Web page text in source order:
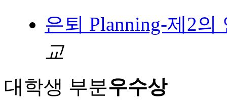
은퇴 Planning-제2의
교
대학생 부분우수상